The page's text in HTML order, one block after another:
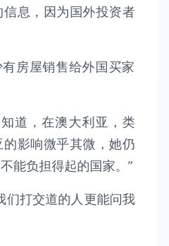
息，因为国外投资者
道，在澳大利亚，类
影响微乎其微，她仍
能负担得起的国家。”
们打交道的人更能问我